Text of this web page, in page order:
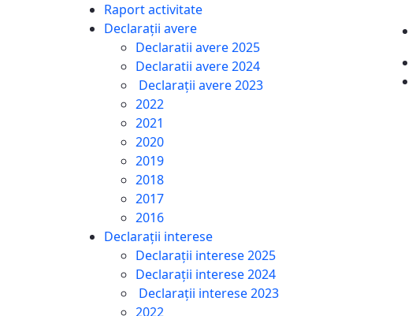
Raport activitate
Declarații avere
Declaratii avere 2025
Declaratii avere 2024
Declarații avere 2023
2022
2021
2020
2019
2018
2017
2016
Declarații interese
Declarații interese 2025
Declarații interese 2024
Declarații interese 2023
2022